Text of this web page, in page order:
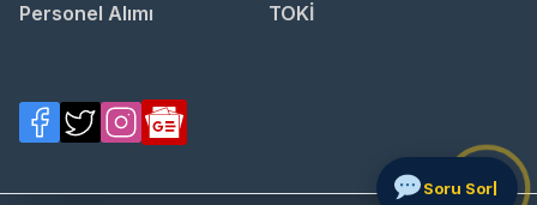
Personel Alımı
TOKİ
S